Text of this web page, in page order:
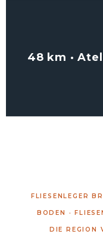
48 km ·
FLIESENLEGER
BODEN ·
DIE REGION